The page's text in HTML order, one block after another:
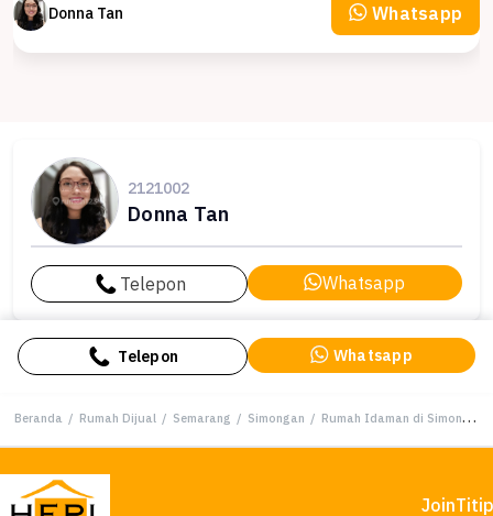
Donna Tan Whatsapp
2121002
Donna Tan
Telepon Whatsapp
Telepon Whatsapp
Beranda / Rumah Dijual / Semarang / Simongan / Rumah Idaman di Simongan, Semarang, 4 KT, Harga 1,8 Miliar
Join